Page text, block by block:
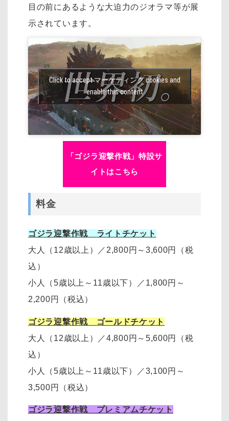
目の前にあるような大迫力のジオラマ等が展
示されています。
Click to accept マーケティング cookies and
enable this content
「ゴジラ迎撃作戦」特設サ
イトはこちら
料金
ゴジラ迎撃作戦 ライトチケット
大人（12歳以上）
／2,800円～3,600円
（税
込）
小人（5歳以上～11歳以下）
／ 1,800円～
2,200円
（税込）
ゴジラ迎撃作戦 ゴールドチケット
大人（12歳以上）
／4,800円～5,600円（税
込）
小人（5歳以上～11歳以下）
／3,100円～
3,500円
（税込）
ゴジラ迎撃作戦 プレミアムチケット